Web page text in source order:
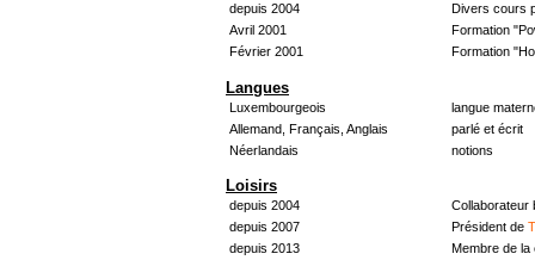
depuis 2004
Divers cours
Avril 2001
Formation
Février 2001
Formation
Langues
Luxembourgeois
langue
Allemand, Français, Anglais
parlé et écrit
Néerlandais
notions
Loisirs
depuis 2004
Collaborateur
depuis 2007
Président de
depuis 2013
Membre de